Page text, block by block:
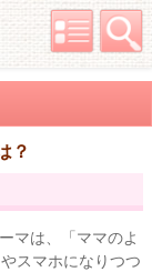
？
マは、「ママのよ
スマホになりつつ